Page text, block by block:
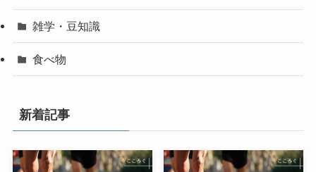
雑学・豆知識
食べ物
新着記事